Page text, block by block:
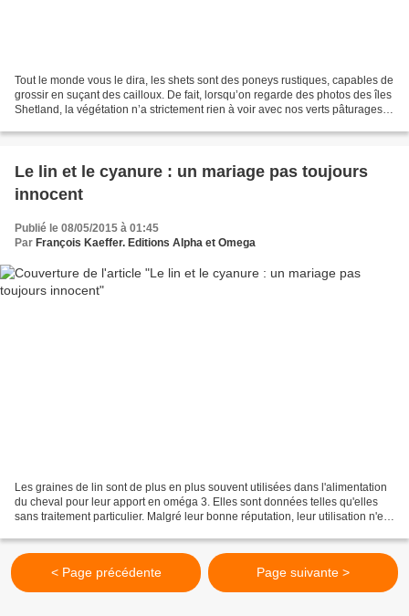
Tout le monde vous le dira, les shets sont des poneys rustiques, capables de
grossir en suçant des cailloux. De fait, lorsqu’on regarde des photos des îles
Shetland, la végétation n’a strictement rien à voir avec nos verts pâturages
Le lin et le cyanure : un mariage pas toujours
innocent
Publié le 08/05/2015 à 01:45
Par François Kaeffer. Editions Alpha et Omega
Les graines de lin sont de plus en plus souvent utilisées dans l'alimentation
du cheval pour leur apport en oméga 3. Elles sont données telles qu'elles
sans traitement particulier. Malgré leur bonne réputation, leur utilisation n'est
< Page précédente Page suivante >